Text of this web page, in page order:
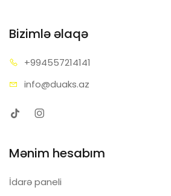
Bizimlə əlaqə
+994557214141
info@duaks.az
Mənim hesabım
İdarə paneli